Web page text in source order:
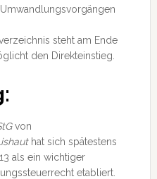
steht am Ende
den Direkteinstieg.
von
hat sich spätestens
als ein wichtiger
etabliert.